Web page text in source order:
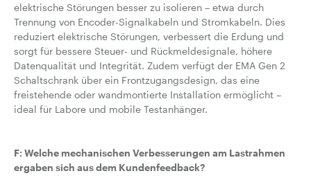
elektrische Störungen besser zu isolieren – etwa durch
Trennung von Encoder-Signalkabeln und Stromkabeln. Dies
reduziert elektrische Störungen, verbessert die Erdung und
sorgt für bessere Steuer- und Rückmeldesignale, höhere
Datenqualität und Integrität. Zudem verfügt der EMA Gen 2
Schaltschrank über ein Frontzugangsdesign, das eine
freistehende oder wandmontierte Installation ermöglicht –
ideal für Labore und mobile Testanhänger.
F: Welche mechanischen Verbesserungen am Lastrahmen
ergaben sich aus dem Kundenfeedback?